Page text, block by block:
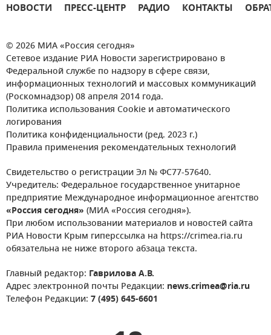
НОВОСТИ ПРЕСС-ЦЕНТР РАДИО КОНТАКТЫ
© 2026 МИА «Россия сегодня»
Сетевое издание РИА Новости зарегистрировано в
Федеральной службе по надзору в сфере связи,
информационных технологий и массовых коммуникаций
(Роскомнадзор) 08 апреля 2014 года.
Политика использования Cookie и автоматического
логирования
Политика конфиденциальности (ред. 2023 г.)
Правила применения рекомендательных технологий
Свидетельство о регистрации Эл № ФС77-57640.
Учредитель: Федеральное государственное унитарное
предприятие Международное информационное агентство
«Россия сегодня» (МИА «Россия сегодня»).
При любом использовании материалов и новостей сайта
РИА Новости Крым гиперссылка на https://crimea.ria.ru
обязательна не ниже второго абзаца текста.
Главный редактор: Гаврилова А.В.
Адрес электронной почты Редакции: news.crimea@ria.ru
Телефон Редакции: 7 (495) 645-6601